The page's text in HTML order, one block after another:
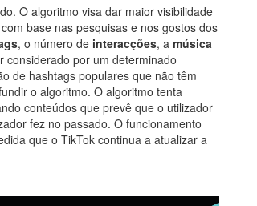
O algoritmo visa dar maior visibilidade
base nas pesquisas e nos gostos dos
, o número de interacções, a música
considerado por um determinado
de hashtags populares que não têm
o algoritmo. O algoritmo tenta
conteúdos que prevê que o utilizador
fez no passado. O funcionamento
que o TikTok continua a atualizar a